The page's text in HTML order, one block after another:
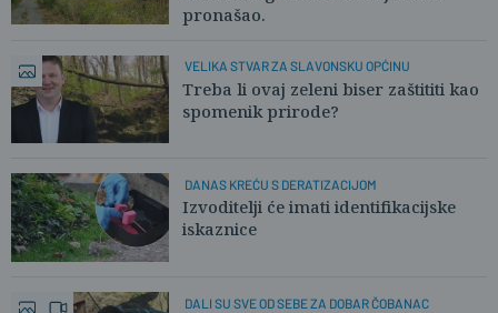
pronašao.
VELIKA STVAR ZA SLAVONSKU OPĆINU
Treba li ovaj zeleni biser zaštititi kao
spomenik prirode?
DANAS KREĆU S DERATIZACIJOM
Izvoditelji će imati identifikacijske
iskaznice
DALI SU SVE OD SEBE ZA DOBAR ČOBANAC